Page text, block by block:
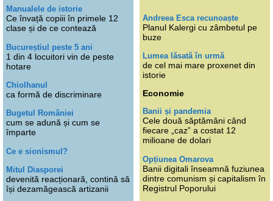
Manualele de istorie
Ce învață copiii în primele 12
clase și de ce contează
Bucureștiul peste 5 ani
1 din 4 locuitori vin de peste
hotare
Chiolhanul
ca formă de discriminare
Bugetul României
cum se adună și cum se
împarte
Ce e sionismul?
Mitul Diasporei
devenită reacționară, contină să
își dezamăgească artizanii
Andreea Esca recunoaște
Planul Kalergi cu zâmbetul pe
buze
Lumea lăsată în urmă
de cel mai mare proxenet din
istorie
Economie
Banii și pandemia
Cele două săptămâni când
fiecare „caz” a costat 12
milioane de dolari
Opțiunea Omarova
Banii digitali înseamnă fuziunea
dintre comunism și capitalism în
Registrul Poporului